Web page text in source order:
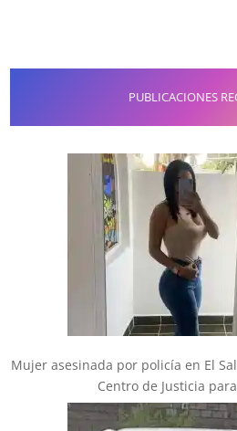
PUBLICACIONES
Mujer asesinada por policía en El
Centro de Justicia